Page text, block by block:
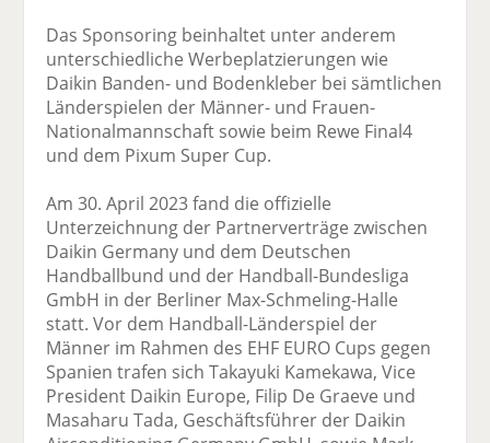
Das Sponsoring beinhaltet unter anderem
unterschiedliche Werbeplatzierungen wie
Daikin Banden- und Bodenkleber bei sämtlichen
Länderspielen der Männer- und Frauen-
Nationalmannschaft sowie beim Rewe Final4
und dem Pixum Super Cup.
Am 30. April 2023 fand die offizielle
Unterzeichnung der Partnerverträge zwischen
Daikin Germany und dem Deutschen
Handballbund und der Handball-Bundesliga
GmbH in der Berliner Max-Schmeling-Halle
statt. Vor dem Handball-Länderspiel der
Männer im Rahmen des EHF EURO Cups gegen
Spanien trafen sich Takayuki Kamekawa, Vice
President Daikin Europe, Filip De Graeve und
Masaharu Tada, Geschäftsführer der Daikin